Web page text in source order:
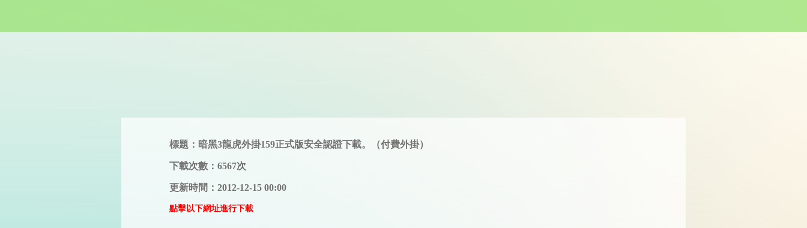
標題：暗黑3龍虎外掛159正式版安全認證下載。（付費外掛）
下載次數：6567次
更新時間：2012-12-15 00:00
點擊以下網址進行下載